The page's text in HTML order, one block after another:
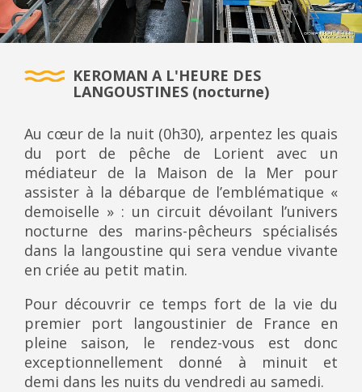
KEROMAN A L'HEURE DES
LANGOUSTINES (nocturne)
Au cœur de la nuit (0h30), arpentez les quais
du port de pêche de Lorient avec un
médiateur de la Maison de la Mer pour
assister à la débarque de l’emblématique «
demoiselle » : un circuit dévoilant l’univers
nocturne des marins-pêcheurs spécialisés
dans la langoustine qui sera vendue vivante
en criée au petit matin.
Pour découvrir ce temps fort de la vie du
premier port langoustinier de France en
pleine saison, le rendez-vous est donc
exceptionnellement donné à minuit et
demi dans les nuits du vendredi au samedi.